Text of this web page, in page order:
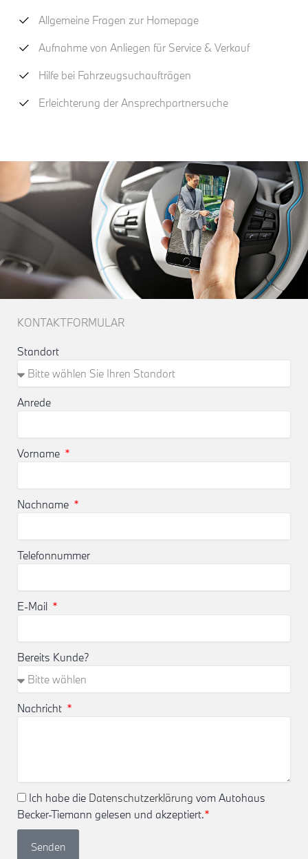
Allgemeine Fragen zur Homepage
Aufnahme von Anliegen für Service & Verkauf
Hilfe bei Fahrzeugsuchaufträgen
Erleichterung der Ansprechpartnersuche
KONTAKTFORMULAR
Standort
Anrede
Vorname
Nachname
Telefonnummer
E-Mail
Bereits Kunde?
Nachricht
Ich habe die Datenschutzerklärung vom Autohaus
Becker-Tiemann gelesen und akzeptiert.*
Senden